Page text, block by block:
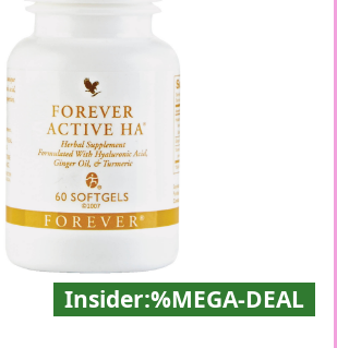
Insider:%MEGA-DEAL